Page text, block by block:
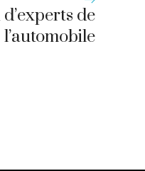
de
l’automobile